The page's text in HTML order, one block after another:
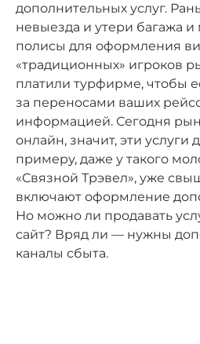
дополнительных услуг.
невыезда и утери багажа
полисы для оформления
«традиционных» игроков
платили турфирме, чтобы
за переносами ваших
информацией. Сегодня
онлайн, значит, эти
примеру, даже у такого
«Связной Трэвел», уже
включают оформление
Но можно ли продавать
сайт? Вряд ли — нужны
каналы сбыта.